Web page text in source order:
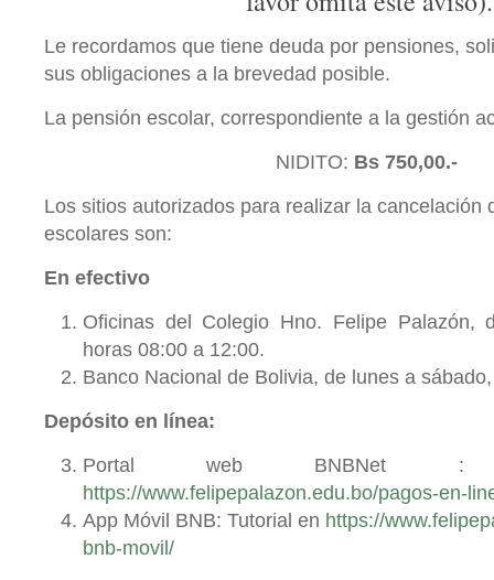
Le recordamos que tiene deuda por pensiones, s
sus obligaciones a la brevedad posible.
La pensión escolar, correspondiente a la gestión
NIDITO: Bs 750,00.-
Los sitios autorizados para realizar la cancelación
escolares son:
En efectivo
Oficinas del Colegio Hno. Felipe Palazón,
horas 08:00 a 12:00.
Banco Nacional de Bolivia, de lunes a
Depósito en línea:
Portal web BNBNet :
https://www.felipepalazon.edu.bo/pagos-en-
App Móvil BNB: Tutorial en https://
bnb-movil/